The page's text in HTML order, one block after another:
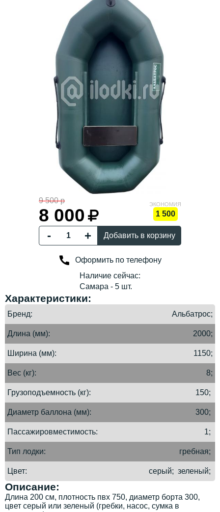
9 500 р
8 000 1 500
Добавить в корзину
Оформить по телефону
Наличие сейчас:
Самара - 5 шт.
Характеристики:
Бренд Альбатрос;
Длина (мм) 2000;
Ширина (мм) 1150;
Вес (кг) 8;
Грузоподъемность (кг) 150;
Диаметр баллона (мм) 300;
Пассажировместимость 1;
Тип лодки гребная;
Цвет серый; зеленый;
Описание:
Длина 200 см, плотность пвх 750, диаметр борта 300,
цвет серый или зеленый (гребки, насос, сумка в